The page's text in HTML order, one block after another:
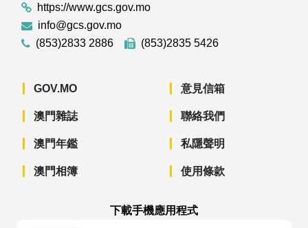
https://www.gcs.gov.mo
info@gcs.gov.mo
(853)2833 2886
(853)2835 5426
GOV.MO
澳門雜誌
澳門年鑑
澳門相簿
意見信箱
聯絡我們
私隱聲明
使用條款
下載手機應用程式